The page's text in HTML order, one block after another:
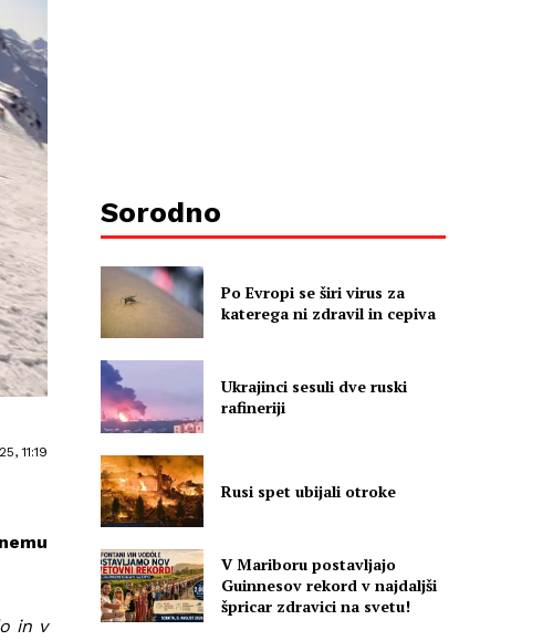
11:19
in v
Sorodno
Po Evropi se širi virus za
katerega ni zdravil in cepiva
Ukrajinci sesuli dve ruski
rafineriji
Rusi spet ubijali otroke
V Mariboru postavljajo
Guinnesov rekord v najdaljši
špricar zdravici na svetu!